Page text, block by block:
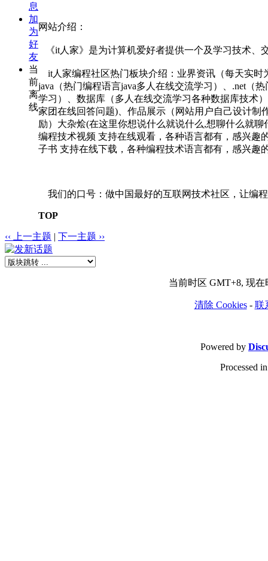
息
加
为
好
友
当
前
离
线
网站介绍：
《it人家》是为计算机爱好者提供一个及学习技术、
it人家编程社区热门板块介绍：业界资讯（每天实时
java（热门编程语言java多人在线交流学习）、.net（
学习）、数据库（多人在线交流学习各种数据库技术
家团在线回答问题)、作品展示（网站用户自己设计
励）大杂烩(在这里你想说什么就说什么,想聊什么就
编程技术视频 支持在线观看，各种语言都有，感兴趣
子书 支持在线下载，各种编程技术语言都有，感兴趣
我们的口号：做中国最好的互联网技术社区，让编
TOP
‹‹ 上一主题 | 下一主题 ››
当前时区 GMT+8, 现在
清除 Cookies- 联
Powered by
Processed